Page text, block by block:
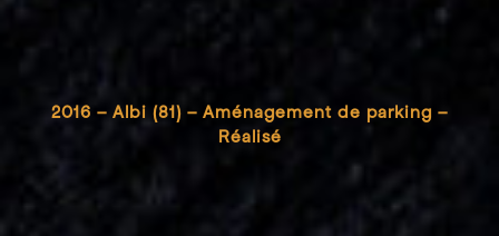
2016 – Albi (81) – Aménagement de parking –
Réalisé